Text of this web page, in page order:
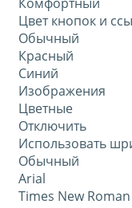
Цвет кнопок и
Обычный
Красный
Синий
Изображения
Цветные
Отключить
Использовать
Обычный
Arial
Times New Roman